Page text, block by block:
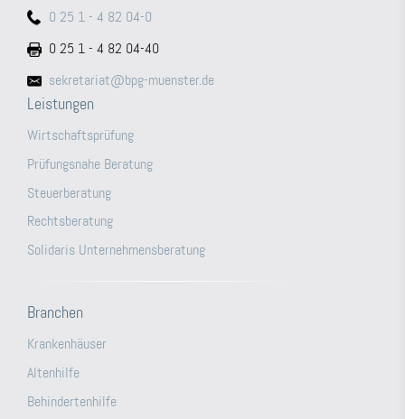
0 25 1 - 4 82 04-0
0 25 1 - 4 82 04-40
sekretariat@bpg-muenster.de
Leistungen
Wirtschaftsprüfung
Prüfungsnahe Beratung
Steuerberatung
Rechtsberatung
Solidaris Unternehmensberatung
Branchen
Krankenhäuser
Altenhilfe
Behindertenhilfe